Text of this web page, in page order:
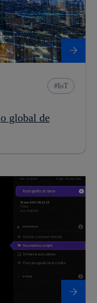
IoT
global de